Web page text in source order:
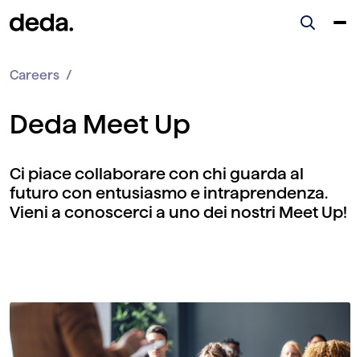
Careers
Deda Meet Up
Ci piace collaborare con chi guarda al
futuro con entusiasmo e intraprendenza.
Vieni a conoscerci a uno dei nostri Meet Up!